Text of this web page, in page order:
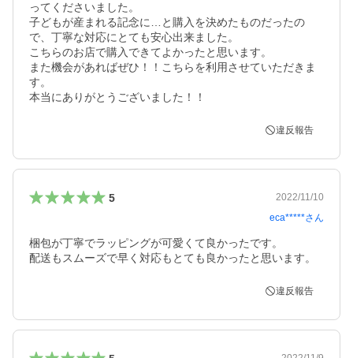
ってくださいました。
子どもが産まれる記念に…と購入を決めたものだったの
で、丁寧な対応にとても安心出来ました。
こちらのお店で購入できてよかったと思います。
また機会があればぜひ！！こちらを利用させていただきま
す。
本当にありがとうございました！！
違反報告
5
2022/11/10
eca*****さん
梱包が丁寧でラッピングが可愛くて良かったです。
配送もスムーズで早く対応もとても良かったと思います。
違反報告